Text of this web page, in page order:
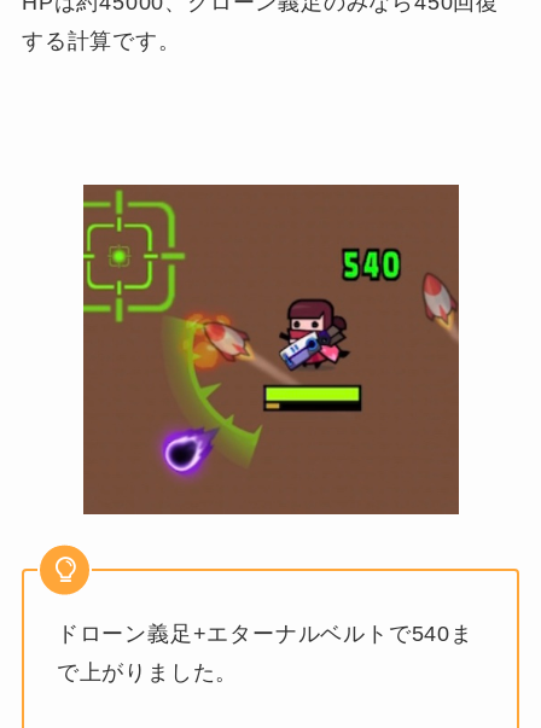
する計算です。
ドローン義足+エターナルベルトで540ま
で上がりました。